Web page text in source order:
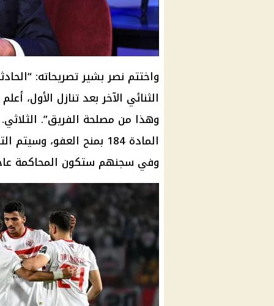
واختتم نصر بشير تصريحاته:
الثنائي الآخر بعد تنازل
وهذا من مصلحة الفريق”.
المادة
وفي سجنهم ستكون المحاكمة